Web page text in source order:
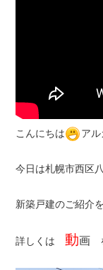
こんにちは ア
今日は札幌市西区
新築戸建のご紹介
詳しくは 動画